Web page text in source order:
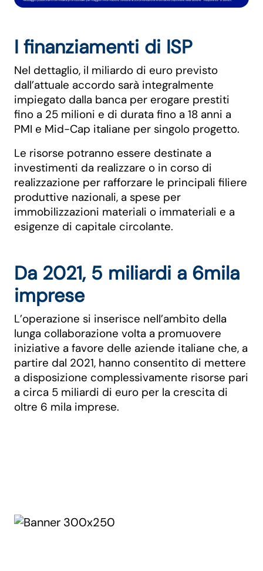
I finanziamenti di ISP
Nel dettaglio, il miliardo di euro previsto
dall’attuale accordo sarà integralmente
impiegato dalla banca per erogare prestiti
fino a 25 milioni e di durata fino a 18 anni a
PMI e Mid-Cap italiane per singolo progetto.
Le risorse potranno essere destinate a
investimenti da realizzare o in corso di
realizzazione per rafforzare le principali filiere
produttive nazionali, a spese per
immobilizzazioni materiali o immateriali e a
esigenze di capitale circolante.
Da 2021, 5 miliardi a 6mila
imprese
L’operazione si inserisce nell’ambito della
lunga collaborazione volta a promuovere
iniziative a favore delle aziende italiane che, a
partire dal 2021, hanno consentito di mettere
a disposizione complessivamente risorse pari
a circa 5 miliardi di euro per la crescita di
oltre 6 mila imprese.